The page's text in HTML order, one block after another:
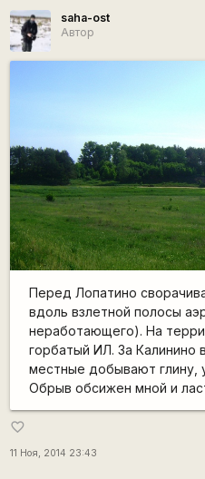
saha-ost
Автор
Перед Лопатино
вдоль взлетной полосы
неработающего). На
горбатый ИЛ. За Калинино
местные добывают
Обрыв обсижен мной и
favorite_border
11 Ноя, 2014 23:43